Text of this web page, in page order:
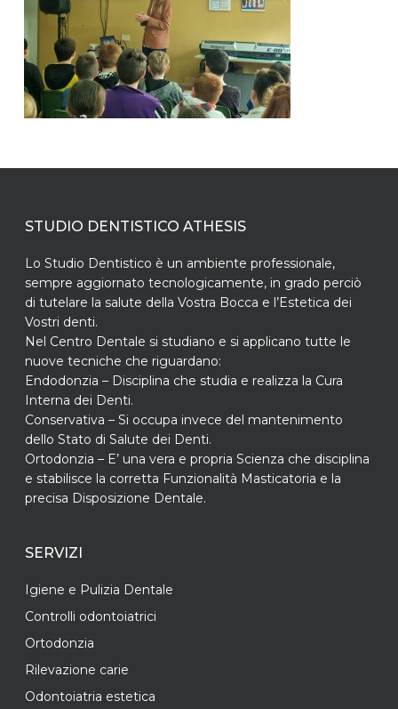
STUDIO DENTISTICO ATHESIS
Lo Studio Dentistico è un ambiente professionale,
sempre aggiornato tecnologicamente, in grado perciò
di tutelare la salute della Vostra Bocca e l’Estetica dei
Vostri denti.
Nel Centro Dentale si studiano e si applicano tutte le
nuove tecniche che riguardano:
Endodonzia – Disciplina che studia e realizza la Cura
Interna dei Denti.
Conservativa – Si occupa invece del mantenimento
dello Stato di Salute dei Denti.
Ortodonzia – E’ una vera e propria Scienza che disciplina
e stabilisce la corretta Funzionalità Masticatoria e la
precisa Disposizione Dentale.
SERVIZI
Igiene e Pulizia Dentale
Controlli odontoiatrici
Ortodonzia
Rilevazione carie
Odontoiatria estetica